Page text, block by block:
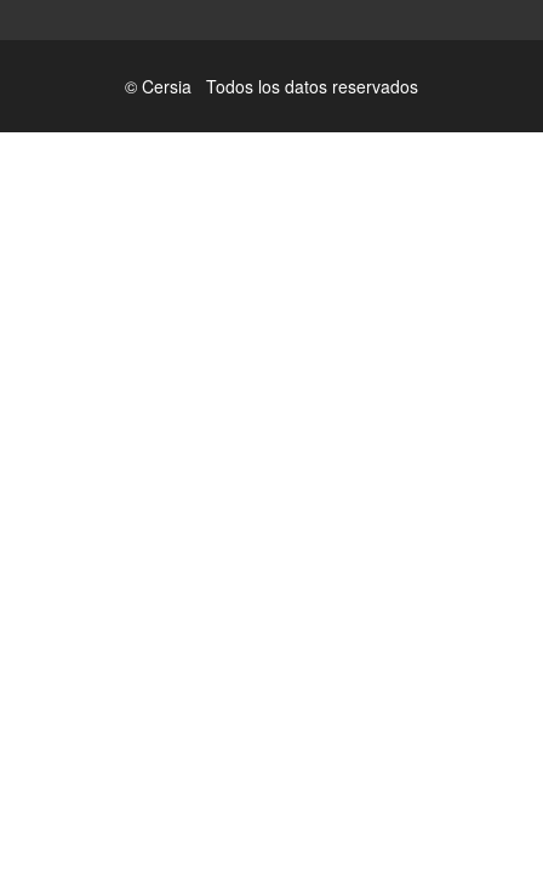
© Cersia Todos los datos reservados